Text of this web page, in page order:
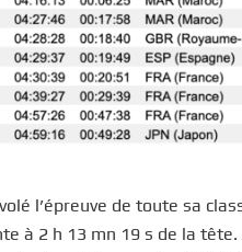
l’épreuve de toute sa
à 2 h 13 mn 19 s de la tête.